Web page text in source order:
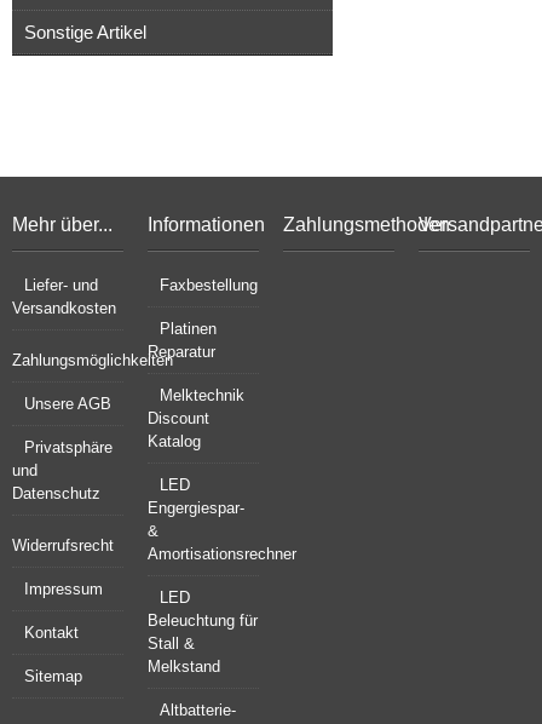
Sonstige Artikel
Mehr über...
Liefer- und
Versandkosten
Zahlungsmöglichkeiten
Unsere AGB
Privatsphäre
und
Datenschutz
Widerrufsrecht
Impressum
Kontakt
Sitemap
Informationen
Faxbestellung
Platinen
Reparatur
Melktechnik
Discount
Katalog
LED
Engergiespar-
&
Amortisationsrechner
LED
Beleuchtung für
Stall &
Melkstand
Altbatterie-
Zahlungsmethoden